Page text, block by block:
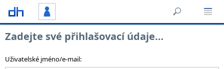
Zadejte své přihlašovací údaje…
Uživatelské jméno/e-mail: